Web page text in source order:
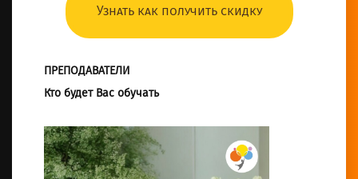
Узнать как получить скидку
ПРЕПОДАВАТЕЛИ
Кто будет Вас обучать